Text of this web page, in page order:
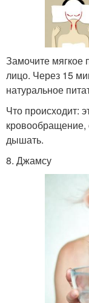
Замочите мягкое
лицо. Через 15
натуральное
Что происходит:
кровообращение,
дышать.
8. Джамсу